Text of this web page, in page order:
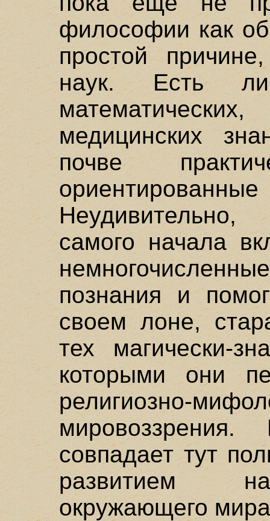
философии как
простой
наук. Есть
медицинских
почве
ориентированные
самого начала
познания и
своем лоне,
тех магически-
которыми они
религиозно-
совпадает тут
развитием
окружающего